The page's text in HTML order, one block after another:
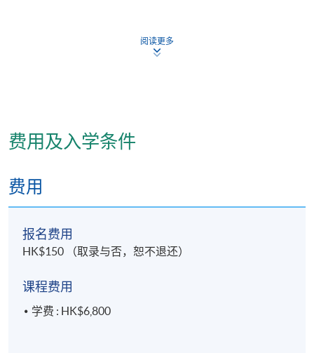
四. 识别常用保健中药和方剂的功效及常用食物的性味
六. 调制药膳养生茶饮。
阅读更多
费用及入学条件
费用
报名费用
HK$150 （取录与否，恕不退还）
课程费用
学费 : HK$6,800